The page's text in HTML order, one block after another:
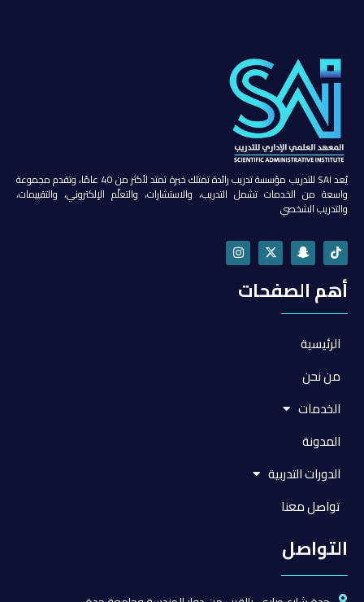
يُعد SAI للتدريب مؤسسة تدريب رائدة تمتلك خبرة تمتد لأكثر من 40 عامًا، وتقدم مجموعة
واسعة من الخدمات تشمل التدريب، والاستشارات، والتعلّم الإلكتروني، والتقييمات،
والتدريب الشخصي
أهم الصفحات
الرئيسية
من نحن
الخدمات
المدونة
الدورات التدربية
تواصل معنا
التواصل